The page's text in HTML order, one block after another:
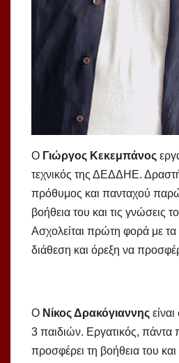
Ο Γιώργος Κεκεμπάνος
τεχνικός της ΔΕΔΔΗΕ.
πρόθυμος και πανταχού
βοήθεια του και τις γνώσεις
Ασχολείται πρώτη φορά με τα
διάθεση και όρεξη να
Ο Νίκος Δρακόγιαννης
3 παιδιών. Εργατικός, πάντα
προσφέρει τη βοήθεια του